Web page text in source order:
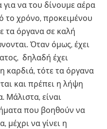
να του δίνουμε αέρα
το χρόνο, προκειμένου
τα όργανα σε καλή
Όταν όμως, έχει
δηλαδή έχει
καρδιά, τότε τα όργανα
και πρέπει η λήψη
Μάλιστα, είναι
που βοηθούν να
μέχρι να γίνει η